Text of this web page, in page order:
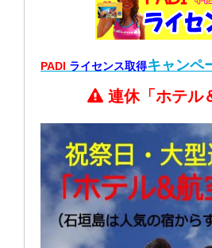
PADI ライセンス取得キャンペ
連休「ホテル